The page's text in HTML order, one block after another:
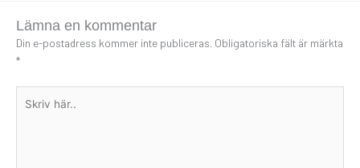
Lämna en kommentar
Din e-postadress kommer inte publiceras. Obligatoriska fält är märkta
*
här..